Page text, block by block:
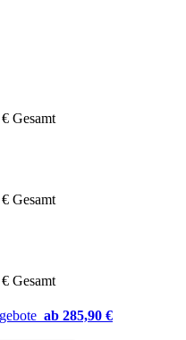
Gesamt
Gesamt
Gesamt
ab 285,90 €